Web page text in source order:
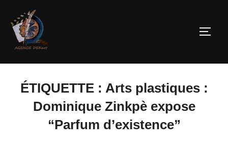
ÉTIQUETTE : Arts plastiques :
Dominique Zinkpè expose
“Parfum d’existence”